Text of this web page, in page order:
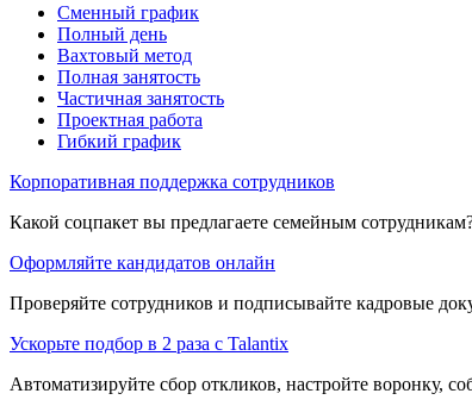
Сменный график
Полный день
Вахтовый метод
Полная занятость
Частичная занятость
Проектная работа
Гибкий график
Корпоративная поддержка сотрудников
Какой соцпакет вы предлагаете семейным
Оформляйте кандидатов онлайн
Проверяйте сотрудников и подписывайте кадровые
Ускорьте подбор в 2 раза с Talantix
Автоматизируйте сбор откликов, настройте воронку,